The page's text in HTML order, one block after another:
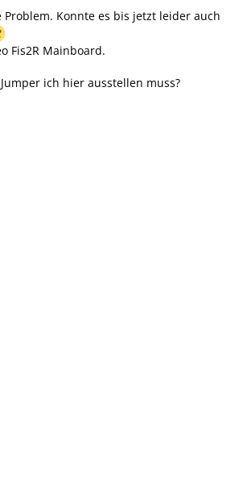
Problem. Konnte es bis jetzt leider auch
Fis2R Mainboard.
ich hier ausstellen muss?